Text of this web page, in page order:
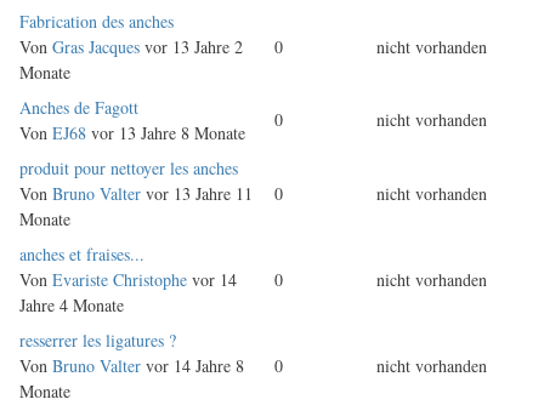
Normales
Thema
Fabrication des anches
Von Gras Jacques vor 13 Jahre 2
Monate
0 nicht vorhanden
Normales
Thema
Anches de Fagott
Von EJ68 vor 13 Jahre 8 Monate
0 nicht vorhanden
Normales
Thema
produit pour nettoyer les anches
Von Bruno Valter vor 13 Jahre 11
Monate
0 nicht vorhanden
Normales
Thema
anches et fraises...
Von Evariste Christophe vor 14
Jahre 4 Monate
0 nicht vorhanden
Normales
Thema
resserrer les ligatures ?
Von Bruno Valter vor 14 Jahre 8
Monate
0 nicht vorhanden